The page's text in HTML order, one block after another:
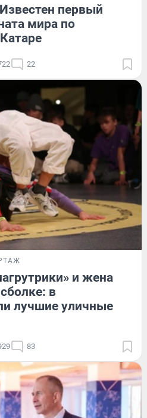
первый
мира по
22
и жена
в
лучшие уличные
83